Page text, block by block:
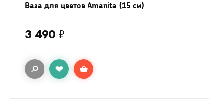
Ваза для цветов Amanita (15 см)
3 490 ₽